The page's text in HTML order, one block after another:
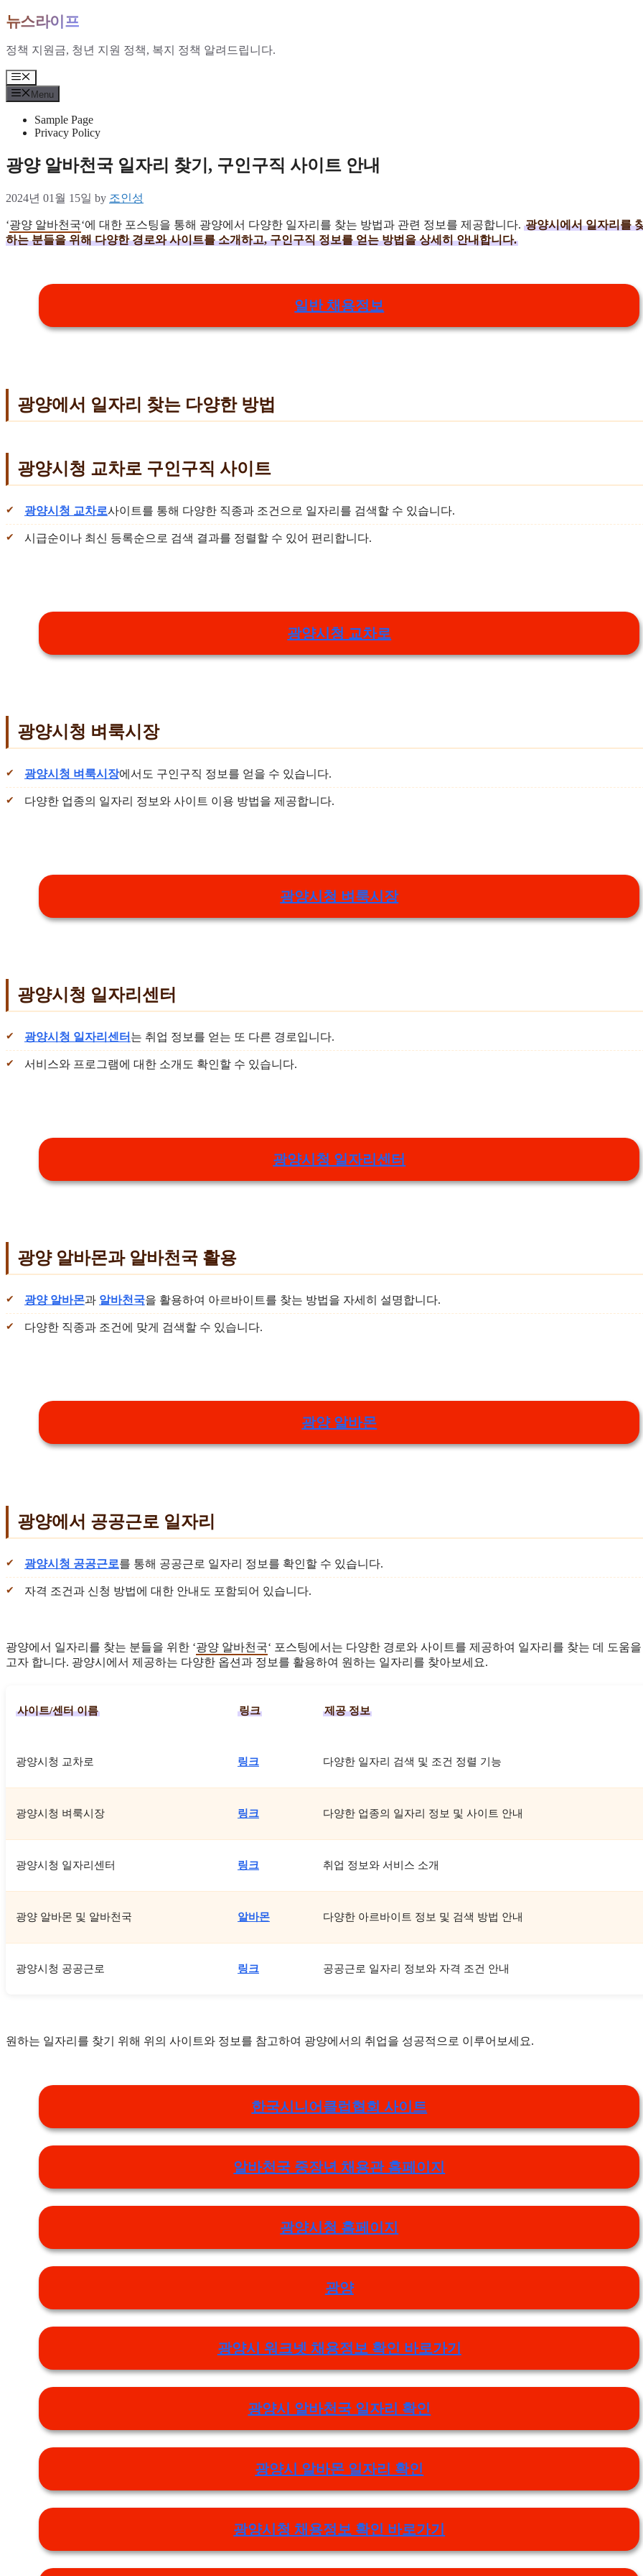
Skip
to
content
뉴스라이프
정책 지원금, 청년 지원 정책, 복지 정책 알려드립니다.
Menu
Menu
Sample Page
Privacy Policy
광양 알바천국 일자리 찾기, 구인구직 사이트 안내
2024년 01월 15일 by 조인성
‘광양 알바천국‘에 대한 포스팅을 통해 광양에서 다양한 일자리를 찾는 방법과 관련 정보를 제공합니다. 광양시에서 일자리를
하는 분들을 위해 다양한 경로와 사이트를 소개하고, 구인구직 정보를 얻는 방법을 상세히 안내합니다.
일반 채용정보
광양에서 일자리 찾는 다양한 방법
광양시청 교차로 구인구직 사이트
광양시청 교차로사이트를 통해 다양한 직종과 조건으로 일자리를 검색할 수 있습니다.
시급순이나 최신 등록순으로 검색 결과를 정렬할 수 있어 편리합니다.
광양시청 교차로
광양시청 벼룩시장
광양시청 벼룩시장에서도 구인구직 정보를 얻을 수 있습니다.
다양한 업종의 일자리 정보와 사이트 이용 방법을 제공합니다.
광양시청 벼룩시장
광양시청 일자리센터
광양시청 일자리센터 는 취업 정보를 얻는 또 다른 경로입니다.
서비스와 프로그램에 대한 소개도 확인할 수 있습니다.
광양시청 일자리센터
광양 알바몬과 알바천국 활용
광양 알바몬과 알바천국을 활용하여 아르바이트를 찾는 방법을 자세히 설명합니다.
다양한 직종과 조건에 맞게 검색할 수 있습니다.
광양 알바몬
광양에서 공공근로 일자리
광양시청 공공근로를 통해 공공근로 일자리 정보를 확인할 수 있습니다.
자격 조건과 신청 방법에 대한 안내도 포함되어 있습니다.
광양에서 일자리를 찾는 분들을 위한 ‘광양 알바천국‘ 포스팅에서는 다양한 경로와 사이트를 제공하여 일자리를 찾는 데 도움
고자 합니다. 광양시에서 제공하는 다양한 옵션과 정보를 활용하여 원하는 일자리를 찾아보세요.
사이트/센터 이름 링크 제공 정보
광양시청 교차로 링크 다양한 일자리 검색 및 조건 정렬 기능
광양시청 벼룩시장 링크 다양한 업종의 일자리 정보 및 사이트 안내
광양시청 일자리센터 링크 취업 정보와 서비스 소개
광양 알바몬 및 알바천국 알바몬 다양한 아르바이트 정보 및 검색 방법 안내
광양시청 공공근로 링크 공공근로 일자리 정보와 자격 조건 안내
원하는 일자리를 찾기 위해 위의 사이트와 정보를 참고하여 광양에서의 취업을 성공적으로 이루어보세요.
한국시니어클럽협회 사이트
알바천국 중장년 채용관 홈페이지
광양시청 홈페이지
광양
광양시 워크넷 채용정보 확인 바로가기
광양시 알바천국 일자리 확인
광양시 알바몬 일자리 확인
광양시청 채용정보 확인 바로가기